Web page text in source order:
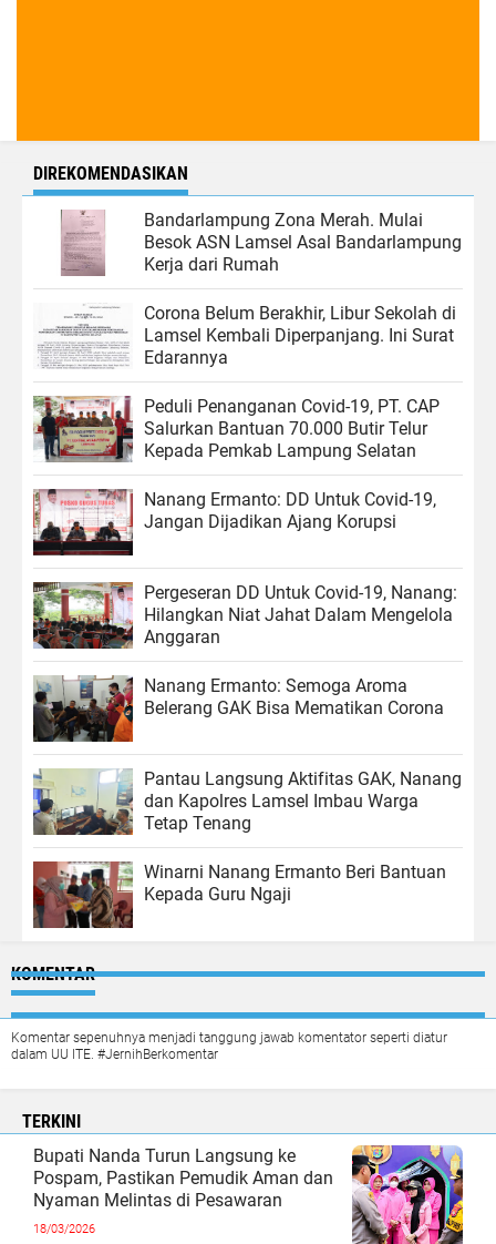
DIREKOMENDASIKAN
Bandarlampung Zona Merah. Mulai
Besok ASN Lamsel Asal Bandarlampung
Kerja dari Rumah
Corona Belum Berakhir, Libur Sekolah di
Lamsel Kembali Diperpanjang. Ini Surat
Edarannya
Peduli Penanganan Covid-19, PT. CAP
Salurkan Bantuan 70.000 Butir Telur
Kepada Pemkab Lampung Selatan
Nanang Ermanto: DD Untuk Covid-19,
Jangan Dijadikan Ajang Korupsi
Pergeseran DD Untuk Covid-19, Nanang:
Hilangkan Niat Jahat Dalam Mengelola
Anggaran
Nanang Ermanto: Semoga Aroma
Belerang GAK Bisa Mematikan Corona
Pantau Langsung Aktifitas GAK, Nanang
dan Kapolres Lamsel Imbau Warga
Tetap Tenang
Winarni Nanang Ermanto Beri Bantuan
Kepada Guru Ngaji
KOMENTAR
Komentar sepenuhnya menjadi tanggung jawab komentator seperti diatur
dalam UU ITE. #JernihBerkomentar
TERKINI
Bupati Nanda Turun Langsung ke
Pospam, Pastikan Pemudik Aman dan
Nyaman Melintas di Pesawaran
18/03/2026